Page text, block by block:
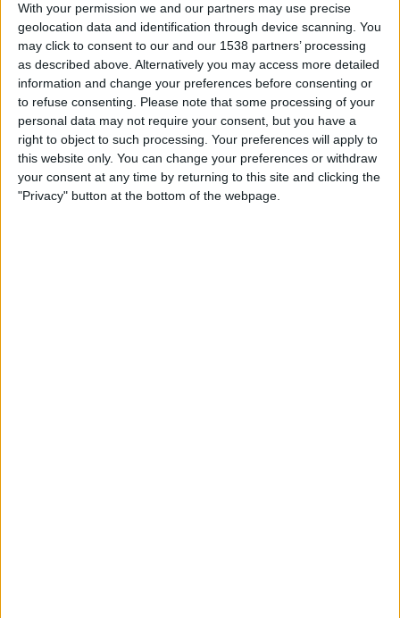
With your permission we and our partners may use precise
geolocation data and identification through device scanning. You
may click to consent to our and our 1538 partners’ processing
as described above. Alternatively you may access more detailed
information and change your preferences before consenting or
to refuse consenting.
Please note that some processing of your
personal data may not require your consent, but you have a
right to object to such processing. Your preferences will apply to
this website only. You can change your preferences or withdraw
your consent at any time by returning to this site and clicking the
"Privacy" button at the bottom of the webpage.
20.04.2022
INDEPENDENTISME
Albert Botran: «Les revolucions que
segons Aragonès s’havien de fer han
quedat al tinter»
Entrevista al diputat de la CUP que publica el llibre
'Independència és revolució' amb Edicions 3i4
PerXavier Puig i Sedano